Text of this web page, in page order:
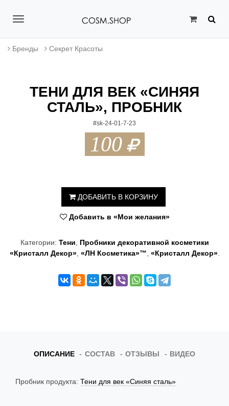
T
o
i
Бренды Секрет Красоты
ТЕНИ ДЛЯ ВЕК «СИНЯЯ
СТАЛЬ», ПРОБНИК
#sk-24-01-7-23
100
ДОБАВИТЬ В КОРЗИНУ
Добавить в «Мои желания»
Категории: Тени
Пробники декоративной косметики
«Кристалл Декор», «ЛН Косметика»™ «Кристалл Декор».
ОПИСАНИЕ СОСТАВ ОТЗЫВЫ ВИДЕО
Пробник продукта: Тени для век «Синяя сталь»